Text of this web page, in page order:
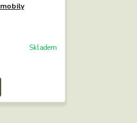
Skladem